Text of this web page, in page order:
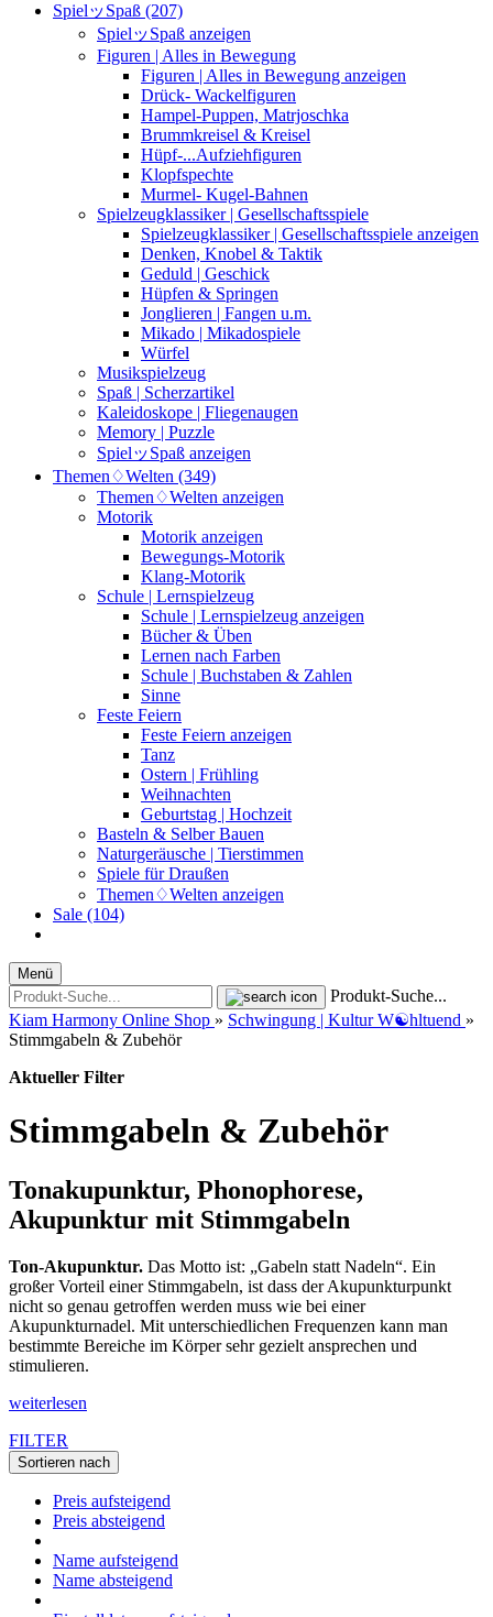
SpielッSpaß (207)
SpielッSpaß anzeigen
Figuren | Alles in Bewegung
Figuren | Alles in Bewegung anzeigen
Drück- Wackelfiguren
Hampel-Puppen, Matrjoschka
Brummkreisel & Kreisel
Hüpf-...Aufziehfiguren
Klopfspechte
Murmel- Kugel-Bahnen
Spielzeugklassiker | Gesellschaftsspiele
Spielzeugklassiker | Gesellschaftsspiele anzeigen
Denken, Knobel & Taktik
Geduld | Geschick
Hüpfen & Springen
Jonglieren | Fangen u.m.
Mikado | Mikadospiele
Würfel
Musikspielzeug
Spaß | Scherzartikel
Kaleidoskope | Fliegenaugen
Memory | Puzzle
SpielッSpaß anzeigen
Themen♢Welten (349)
Themen♢Welten anzeigen
Motorik
Motorik anzeigen
Bewegungs-Motorik
Klang-Motorik
Schule | Lernspielzeug
Schule | Lernspielzeug anzeigen
Bücher & Üben
Lernen nach Farben
Schule | Buchstaben & Zahlen
Sinne
Feste Feiern
Feste Feiern anzeigen
Tanz
Ostern | Frühling
Weihnachten
Geburtstag | Hochzeit
Basteln & Selber Bauen
Naturgeräusche | Tierstimmen
Spiele für Draußen
Themen♢Welten anzeigen
Sale (104)
Menü
Produkt-Suche...
Kiam Harmony Online Shop » Schwingung | Kultur W☯︎hltuend »
Stimmgabeln & Zubehör
Aktueller Filter
Stimmgabeln & Zubehör
Tonakupunktur, Phonophorese,
Akupunktur mit Stimmgabeln
Ton-Akupunktur. Das Motto ist: „Gabeln statt Nadeln“. Ein
großer Vorteil einer Stimmgabeln, ist dass der Akupunkturpunkt
nicht so genau getroffen werden muss wie bei einer
Akupunkturnadel. Mit unterschiedlichen Frequenzen kann man
bestimmte Bereiche im Körper sehr gezielt ansprechen und
stimulieren.
weiterlesen
FILTER
Sortieren nach
Preis aufsteigend
Preis absteigend
Name aufsteigend
Name absteigend